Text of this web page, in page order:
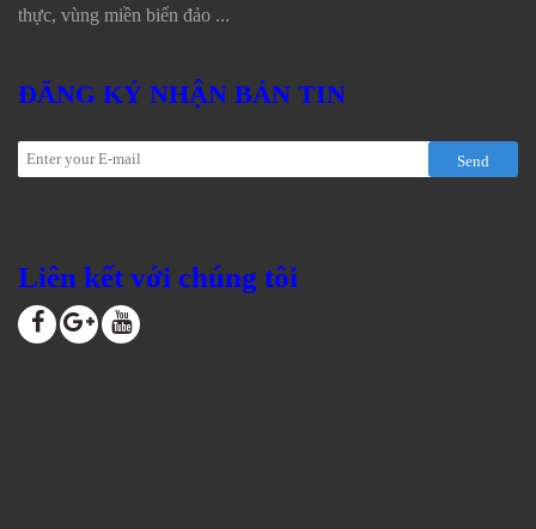
thực, vùng miền biển đảo ...
ĐĂNG KÝ NHẬN BẢN TIN
Send
Liên kết với chúng tôi